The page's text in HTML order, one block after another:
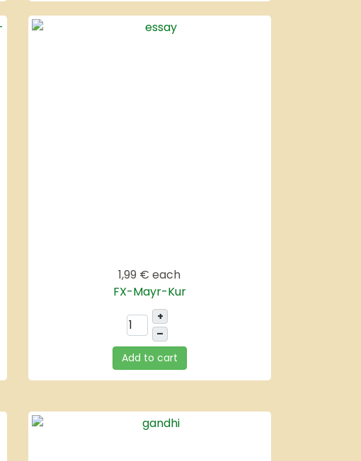
1,99 € each
FX-Mayr-Kur
+
–
Add to cart